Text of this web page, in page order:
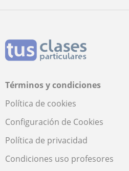
Términos y condiciones
Política de cookies
Configuración de Cookies
Política de privacidad
Condiciones uso profesores